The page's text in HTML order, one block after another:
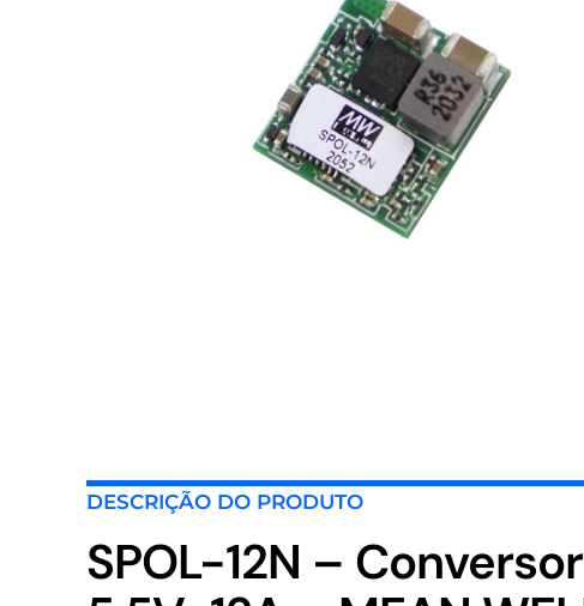
DESCRIÇÃO DO PRODUTO
SPOL-12N –